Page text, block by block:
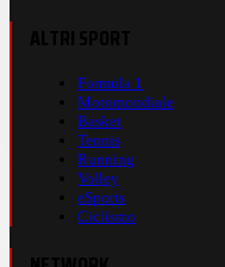
Formula 1
Motomondiale
Basket
Tennis
Running
Volley
eSports
Ciclismo